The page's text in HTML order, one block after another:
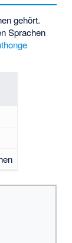
gehört.
Sprachen